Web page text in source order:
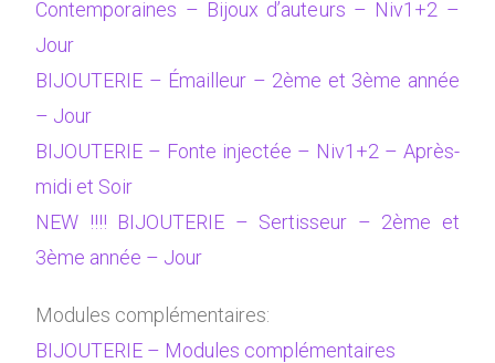
Contemporaines – Bijoux d’auteurs – Niv1+2 –
Jour
BIJOUTERIE – Émailleur – 2ème et 3ème année
– Jour
BIJOUTERIE – Fonte injectée – Niv1+2 – Après-
midi et Soir
NEW !!!! BIJOUTERIE – Sertisseur – 2ème et
3ème année – Jour
Modules complémentaires:
BIJOUTERIE – Modules complémentaires